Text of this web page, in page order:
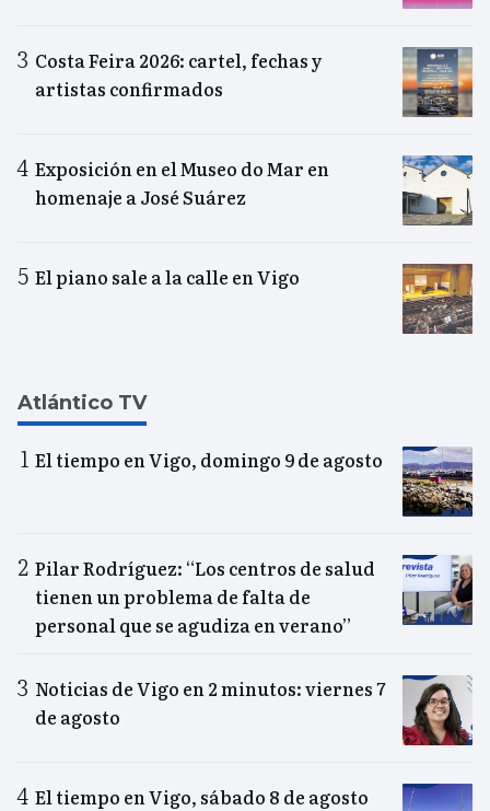
Costa Feira 2026: cartel, fechas y
artistas confirmados
Exposición en el Museo do Mar en
homenaje a José Suárez
El piano sale a la calle en Vigo
Atlántico TV
El tiempo en Vigo, domingo 9 de agosto
Pilar Rodríguez: “Los centros de salud
tienen un problema de falta de
personal que se agudiza en verano”
Noticias de Vigo en 2 minutos: viernes 7
de agosto
El tiempo en Vigo, sábado 8 de agosto